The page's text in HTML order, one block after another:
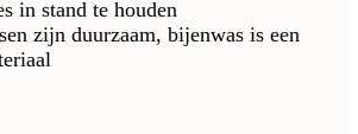
in stand te houden
zijn duurzaam, bijenwas is een